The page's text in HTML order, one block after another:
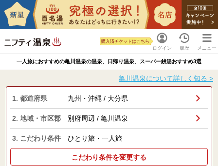
ログイン
購入済チケットはこちら
履歴 メニュー
一人旅におすすめの亀川温泉の温泉、日帰り温泉、スーパー銭湯おすすめ3選
亀川温泉について詳しく知る >
1. 都道府県 九州・沖縄 / 大分県
2. 地域・市区郡 別府周辺 / 亀川温泉
3. こだわり条件 ひとり旅・一人旅
こだわり条件を変更する